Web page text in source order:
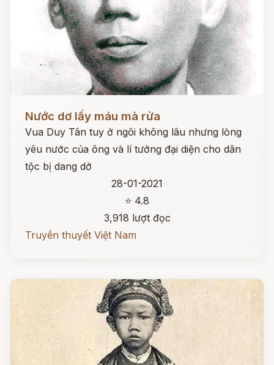
Nước dơ lấy máu mà rửa
Vua Duy Tân tuy ở ngôi không lâu nhưng lòng
yêu nước của ông và lí tưởng đại diện cho dân
tộc bị dang dở
28-01-2021
⭐ 4.8
3,918 lượt đọc
Truyền thuyết Việt Nam